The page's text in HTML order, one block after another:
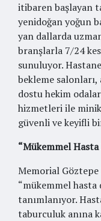
itibaren başlayan
yenidoğan yoğun
yan dallarda
branşlarla 7/24
sunuluyor.
bekleme salonları,
dostu hekim
hizmetleri ile
güvenli ve keyifli
“Mükemmel
Memorial
“mükemmel hasta
tanımlanıyor.
taburculuk anına